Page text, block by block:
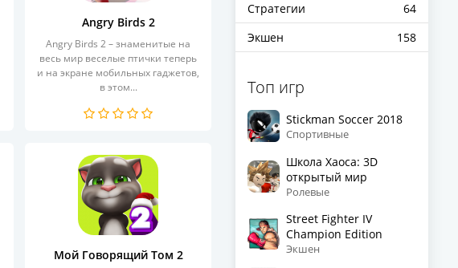
Angry Birds 2
Angry Birds 2 – знаменитые на
весь мир веселые птички теперь
и на экране мобильных гаджетов,
в этом...
Мой Говорящий Том 2
Стратегии
64
Экшен
158
Топ игр
Stickman Soccer 2018
Спортивные
Школа Хаоса: 3D
открытый мир
Ролевые
Street Fighter IV
Champion Edition
Экшен